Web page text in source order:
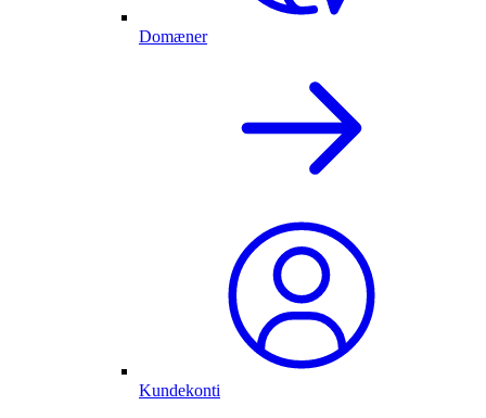
Domæner
Kundekonti